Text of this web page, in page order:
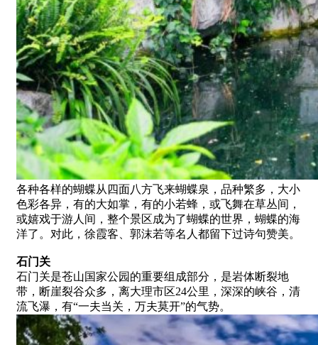
各种各样的蝴蝶从四面八方飞来蝴蝶泉，品种繁多，大小
色彩各异，有的大如掌，有的小若蜂，或飞舞在草丛间，
或嬉戏于游人间，整个景区成为了蝴蝶的世界，蝴蝶的海
洋了。对此，徐霞客、郭沫若等名人都留下过诗句赞美。
石门关
石门关是苍山国家公园的重要组成部分，是岩体断裂地
带，断崖裂谷众多，离大理市区24公里，深深的峡谷，清
流飞瀑，有“一夫当关，万夫莫开”的气势。